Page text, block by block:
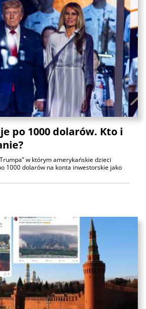
po 1000 dolarów. Kto i
w którym amerykańskie dzieci
1000 dolarów na konta inwestorskie jako